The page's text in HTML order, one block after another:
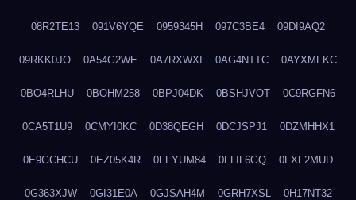
08R2TE13 091V6YQE 0959345H 097C3BE4 09DI9AQ2
09RKK0JO 0A54G2WE 0A7RXWXI 0AG4NTTC 0AYXMFKC
0BO4RLHU 0BOHM258 0BPJ04DK 0BSHJVOT 0C9RGFN6
0CA5T1U9 0CMYI0KC 0D38QEGH 0DCJSPJ1 0DZMHHX1
0E9GCHCU 0EZ05K4R 0FFYUM84 0FLIL6GQ 0FXF2MUD
0G363XJW 0GI31E0A 0GJSAH4M 0GRH7XSL 0H17NT32